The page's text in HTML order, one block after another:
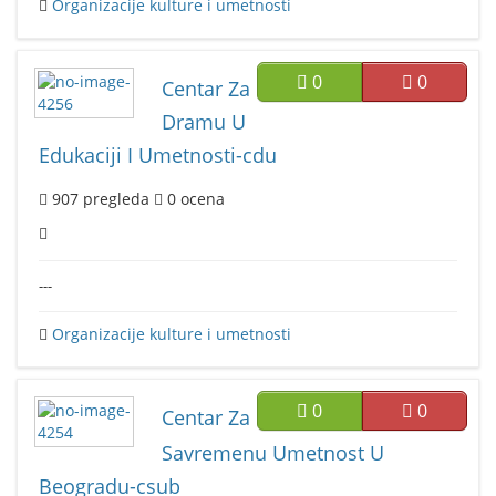
Organizacije kulture i umetnosti
0 0
Centar Za
Dramu U
Edukaciji I Umetnosti-cdu
907 pregleda 0 ocena
---
Organizacije kulture i umetnosti
0 0
Centar Za
Savremenu Umetnost U
Beogradu-csub